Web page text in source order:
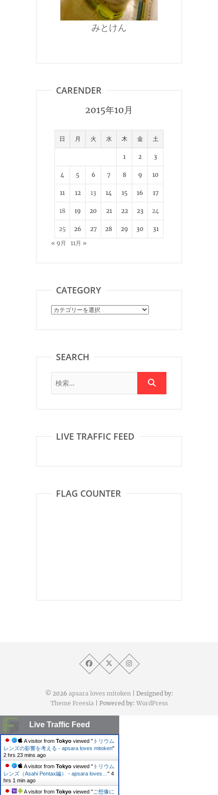
みとけん
CARENDER
2015年10月
日 月 火 水 木 金 土
1 2 3
4 5 6 7 8 9 10
11 12 13 14 15 16 17
18 19 20 21 22 23 24
25 26 27 28 29 30
31
« 9月
11月 »
CATEGORY
Category
SEARCH
LIVE TRAFFIC FEED
FLAG COUNTER
© 2026 apsara loves mitoken| Designed by:
Theme Freesia| Powered by: WordPress
Live Traffic Feed
A visitor from Tokyo viewed " トリウム
レンズの影響を考える - apsara loves mitoken"
2 hrs 23 mins ago
A visitor from Tokyo viewed " トリウム
レンズ（Asahi Pentax編） - apsara loves… " 4
hrs 1 min ago
A visitor from Tokyo viewed "ご想像に